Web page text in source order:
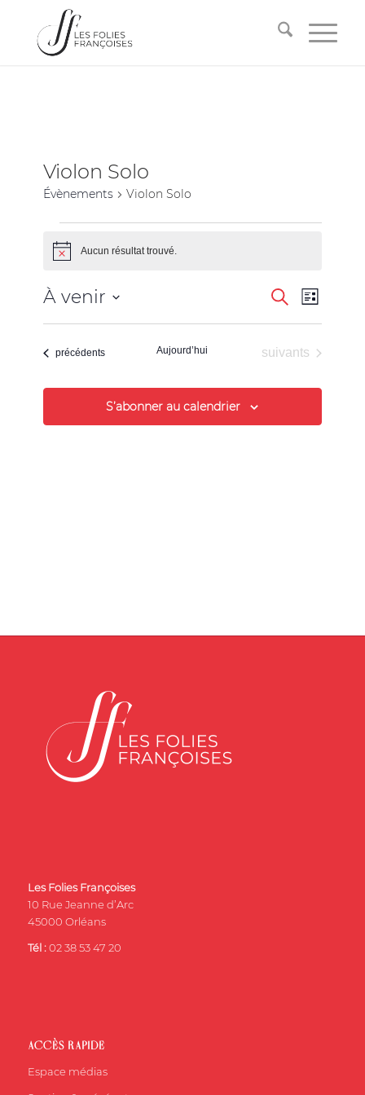
Violon Solo
Évènements Violon Solo
NoticeAucun résultat trouvé.
Recherche
et
navigation
vues
Recherche
vues
Liste
À venir
date.Évènements
précédents Aujourd’hui Évènements
suivants
S’abonner au calendrier
Les Folies Françoises
10 Rue Jeanne d’Arc
45000 Orléans
Tél : 02 38 53 47 20
ACCÈS RAPIDE
Espace médias